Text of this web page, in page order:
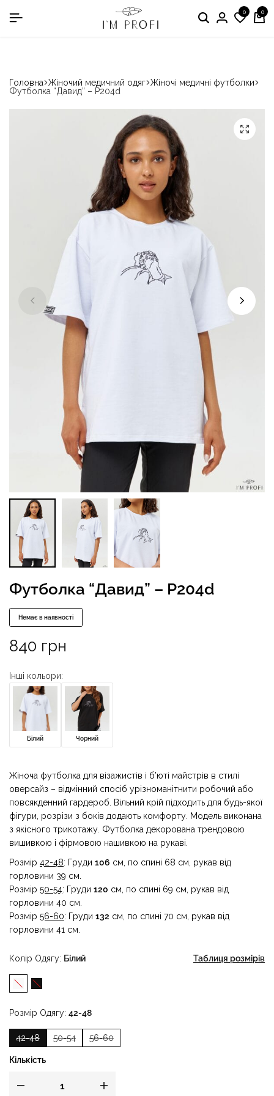
в номінації «Кращій виробник медичного одягу» 0 0
Головна Жіночий медичний одяг Жіночі медичні футболки
Футболка “Давид” – P204d
Футболка “Давид” – P204d
Немає в наявності
840 грн
Інші кольори:
Білий Чорний
Жіноча футболка для візажистів і б’юті майстрів в стилі
оверсайз – відмінний спосіб урізноманітнити робочий або
повсякденний гардероб. Вільний крій підходить для будь-якої
фігури, розрізи з боків додають комфорту. Модель виконана
з якісного трикотажу. Футболка декорована трендовою
вишивкою і фірмовою нашивкою на рукаві.
Розмір 42-48: Груди 106 см, по спині 68 см, рукав від
горловини 39 см.
Розмір 50-54: Груди 120 см, по спині 69 см, рукав від
горловини 40 см.
Розмір 56-60: Груди 132 см, по спині 70 см, рукав від
горловини 41 см.
Колір Одягу Білий
Розмір Одягу 42-48
42-48 50-54 56-60
Таблиця розмірів
Кількість